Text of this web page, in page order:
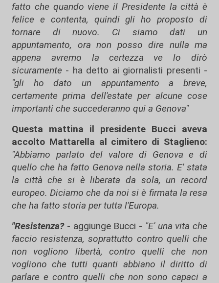
fatto che quando viene il Presidente la città è
felice e contenta, quindi gli ho proposto di
tornare di nuovo. Ci siamo dati un
appuntamento, ora non posso dire nulla ma
appena avremo la certezza ve lo dirò
sicuramente - ha detto ai giornalisti presenti -
"gli ho dato un appuntamento a breve,
certamente prima dell'estate per alcune cose
importanti che succederanno qui a Genova"
Questa mattina il presidente Bucci aveva
accolto Mattarella al cimitero di Staglieno:
"Abbiamo parlato del valore di Genova e di
quello che ha fatto Genova nella storia. E' stata
la città che si è liberata da sola, un record
europeo. Diciamo che da noi si è firmata la resa
che ha fatto storia per tutta l'Europa.
"Resistenza? - aggiunge Bucci - "E' una vita che
faccio resistenza, soprattutto contro quelli che
non vogliono libertà, contro quelli che non
vogliono che tutti quanti abbiano il diritto di
parlare e contro quelli che non sono capaci a